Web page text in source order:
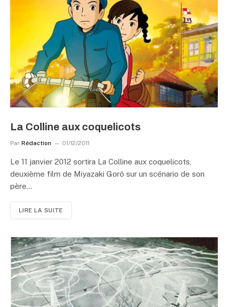
La Colline aux coquelicots
Par Rédaction 01/12/2011
Le 11 janvier 2012 sortira La Colline aux coquelicots,
deuxième film de Miyazaki Gorô sur un scénario de son
père…
LIRE LA SUITE